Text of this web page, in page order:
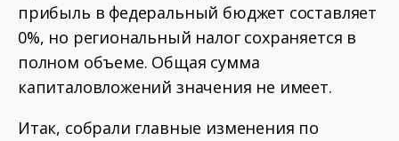
прибыль в федеральный бюджет составляет
0%, но региональный налог сохраняется в
полном объеме. Общая сумма
капиталовложений значения не имеет.
Итак, собрали главные изменения по